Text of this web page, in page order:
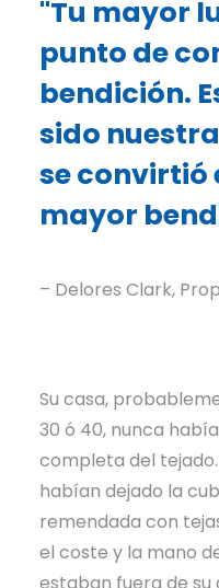
"Tu mayor
punto de
bendición.
sido
se convirtió
mayor
– Delores Clark,
Su casa,
30 ó 40, nunca
completa del
habían dejado la
remendada con
el coste y la mano